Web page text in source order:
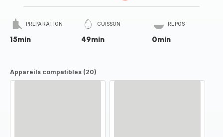
PRÉPARATION
15min
CUISSON
49min
REPOS
0min
Appareils compatibles (20)